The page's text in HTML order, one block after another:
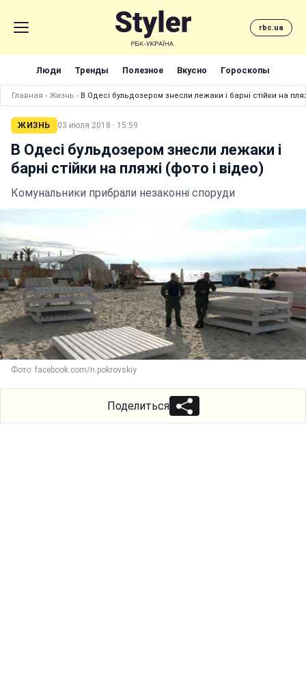
rbc.ua
Люди Тренды Полезное Вкусно Гороскопы
Главная › Жизнь › В Одесі бульдозером знесли лежаки і барні стійки на
ЖИЗНЬ 03 июля 2018 · 15:59
В Одесі бульдозером знесли лежаки і
барні стійки на пляжі (фото і відео)
Комунальники прибрали незаконні споруди
Фото: facebook.com/n.pokrovskiy
Поделиться